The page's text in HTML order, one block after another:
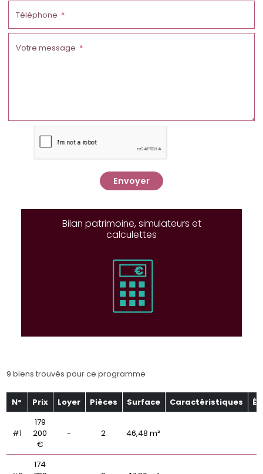
Téléphone
Votre message
Envoyer
Bilan patrimoine, simulateurs et
calculettes
9 biens trouvés pour ce programme
N° Prix Loyer Pièces Surface Caractéristiques
#1
179
200
€
- 2 46,48 m²
174